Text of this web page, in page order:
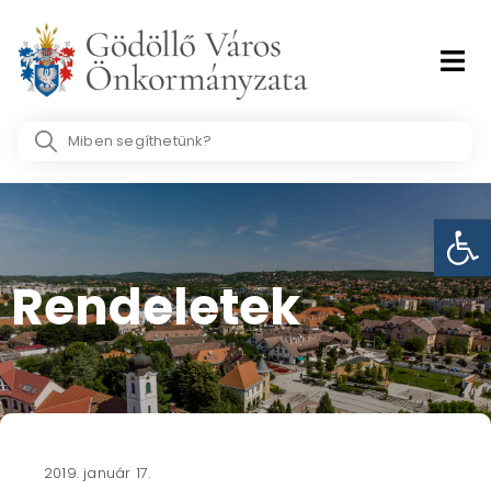
content
Search
Rendeletek
2019. január 17.